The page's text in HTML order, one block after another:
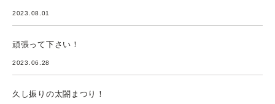
2023.08.01
頑張って下さい！
2023.06.28
久し振りの太閤まつり！